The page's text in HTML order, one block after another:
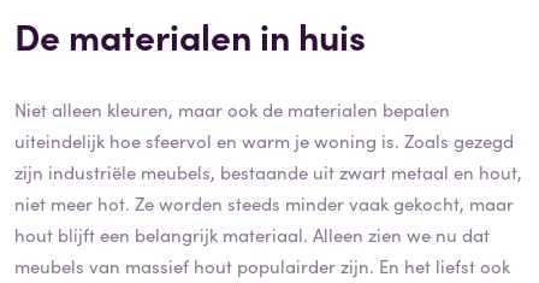
De materialen in huis
Niet alleen kleuren, maar ook de materialen bepalen
uiteindelijk hoe sfeervol en warm je woning is. Zoals gezegd
zijn industriële meubels, bestaande uit zwart metaal en hout,
niet meer hot. Ze worden steeds minder vaak gekocht, maar
hout blijft een belangrijk materiaal. Alleen zien we nu dat
meubels van massief hout populairder zijn. En het liefst ook